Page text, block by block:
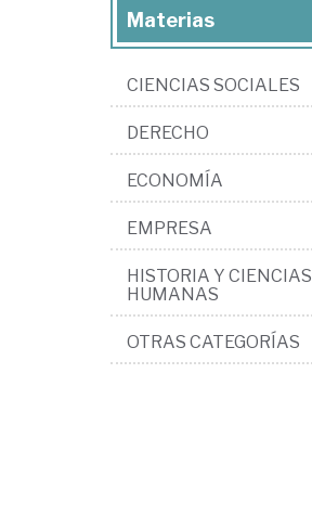
Materias
CIENCIAS SOCIALES
DERECHO
ECONOMÍA
EMPRESA
HISTORIA Y CIENCIAS
HUMANAS
OTRAS CATEGORÍAS